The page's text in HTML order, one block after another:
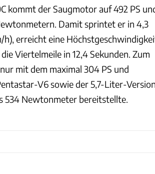
kommt der Saugmotor auf 492 PS
Damit sprintet er in 4,3
erreicht eine
Viertelmeile in 12,4 Sekunden. Zum
mit dem maximal 304 PS und
V6 sowie der 5,7-Liter-
534 Newtonmeter bereitstellte.